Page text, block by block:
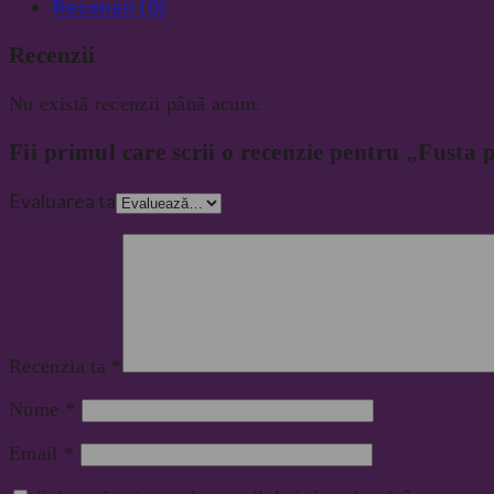
Recenzii (0)
Recenzii
Nu există recenzii până acum.
Fii primul care scrii o recenzie pentru „Fusta
Evaluarea ta
Recenzia ta *
Nume *
Email *